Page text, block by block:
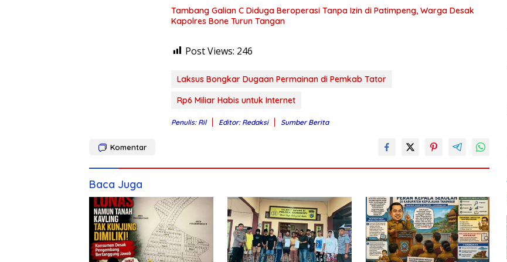
Tambang Galian C Diduga Beroperasi Tanpa Izin di Patimpeng, Warga Desak
Kapolres Bone Turun Tangan
Post Views: 246
Laksus Bongkar Dugaan Permainan di Pemkab Tator
Rp6 Miliar Habis untuk Internet
Penulis: Ril Editor: Redaksi Sumber Berita
Komentar
Baca Juga